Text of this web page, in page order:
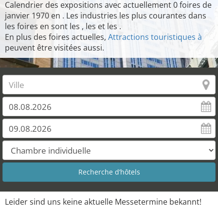
Calendrier des expositions avec actuellement 0 foires de
janvier 1970 en . Les industries les plus courantes dans
les foires en sont les , les et les .
En plus des foires actuelles, Attractions touristiques à
peuvent être visitées aussi.
Leider sind uns keine aktuelle Messetermine bekannt!